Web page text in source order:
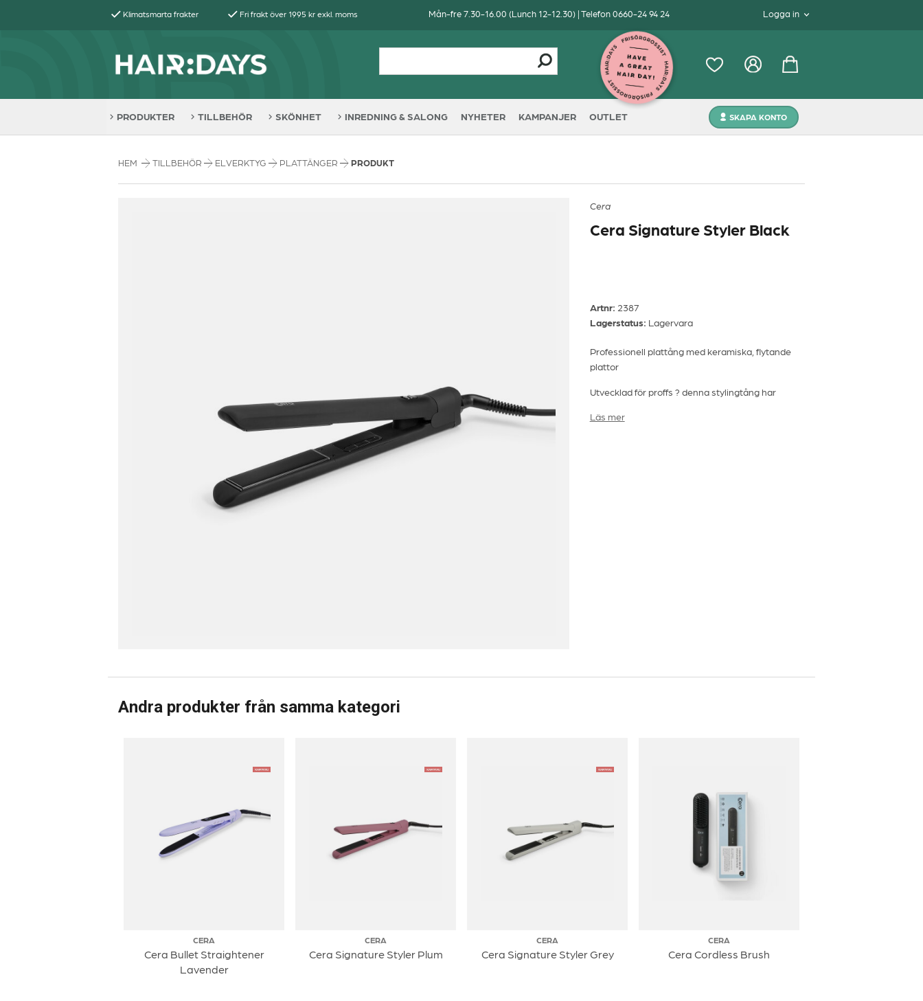
Klimatsmarta frakter Fri frakt över 1995 kr exkl. moms Mån-fre 7.30-16.00 (Lunch 12-12.30) | Telefon 0660-24 94 24 Logga in
PRODUKTER TILLBEHÖR SKÖNHET INREDNING & SALONG NYHETER KAMPANJER OUTLET SKAPA KONTO
HEM TILLBEHÖR ELVERKTYG PLATTÄNGER PRODUKT
Cera
Cera Signature Styler Black
Artnr: 2387
Lagerstatus: Lagervara
Professionell plattång med keramiska, flytande
plattor
Utvecklad för proffs ? denna stylingtång har
för att platta och locka håret.
Läs mer
Andra produkter från samma kategori
CERA
Cera Bullet Straightener
Lavender
CERA
Cera Signature Styler Plum
CERA
Cera Signature Styler Grey
CERA
Cera Cordless Brush